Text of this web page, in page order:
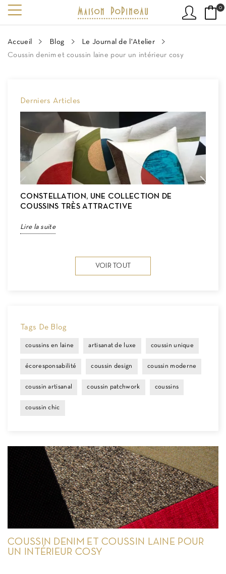
0
Accueil Blog
Le Journal de l'Atelier
Coussin denim et coussin laine pour un intérieur cosy
Derniers Articles
CONSTELLATION, UNE COLLECTION DE
COUSSINS TRÈS ATTRACTIVE
Lire la suite
VOIR TOUT
Tags De Blog
coussins en laine artisanat de luxe coussin unique
écoresponsabilité coussin design coussin moderne
coussin artisanal coussin patchwork coussins
coussin chic
COUSSIN DENIM ET COUSSIN LAINE POUR
UN INTÉRIEUR COSY